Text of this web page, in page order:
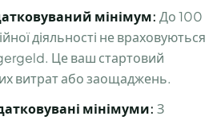
мінімум: До 100
діяльності не враховуються
Це ваш стартовий
витрат або заощаджень.
мінімуми: З